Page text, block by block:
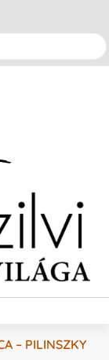
– PILINSZKY